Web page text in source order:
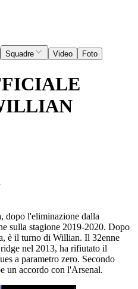
Squadre Video Foto
dopo l'eliminazione dalla
sulla stagione 2019-2020. Dopo
è il turno di Willian. Il 32enne
nel 2013, ha rifiutato il
a parametro zero. Secondo
un accordo con l'Arsenal.